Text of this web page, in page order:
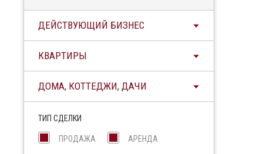
ДЕЙСТВУЮЩИЙ БИЗНЕС
КВАРТИРЫ
ДОМА, КОТТЕДЖИ, ДАЧИ
ТИП СДЕЛКИ
ПРОДАЖА АРЕНДА